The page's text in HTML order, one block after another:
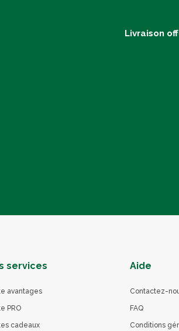
Livraison
services
avantages
PRO
cadeaux
Aide
Contactez-
FAQ
Conditions